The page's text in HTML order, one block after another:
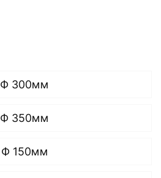
Ф 300мм
Ф 350мм
Ф 150мм